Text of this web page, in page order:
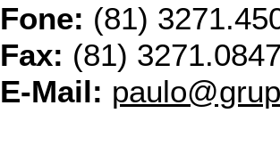
Fone: (81)
Fax: (81) 3271.0847
E-Mail: